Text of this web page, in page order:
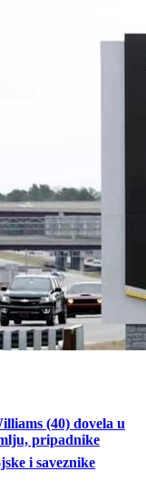
(40) dovela u
pripadnike
i saveznike